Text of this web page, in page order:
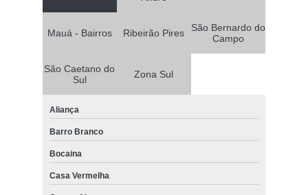
Mauá - Bairros Ribeirão Pires
São Bernardo do
Campo
São Caetano do
Sul
Zona Sul
Aliança
Barro Branco
Bocaina
Casa Vermelha